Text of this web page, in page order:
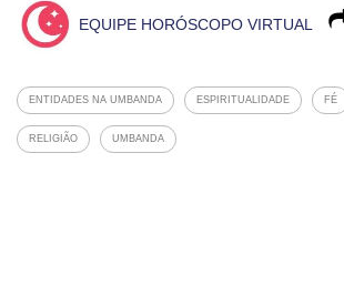
EQUIPE HORÓSCOPO VIRTUAL
ENTIDADES NA UMBANDA ESPIRITUALIDADE FÉ
RELIGIÃO UMBANDA